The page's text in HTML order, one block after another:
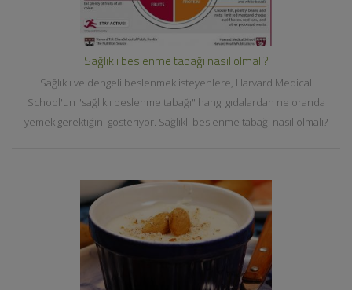
Sağlıklı beslenme tabağı nasıl olmalı?
Sağlıklı ve dengeli beslenmek isteyenlere, Harvard Medical
School'un "sağlıklı beslenme tabağı" hangi gıdalardan ne oranda
yemek gerektiğini gösteriyor. Sağlıklı beslenme tabağı nasıl olmalı?